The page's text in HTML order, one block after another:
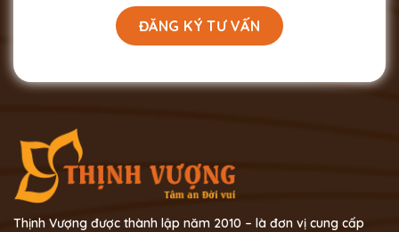
Thịnh Vượng được thành lập năm 2010 – là đơn vị cung cấp